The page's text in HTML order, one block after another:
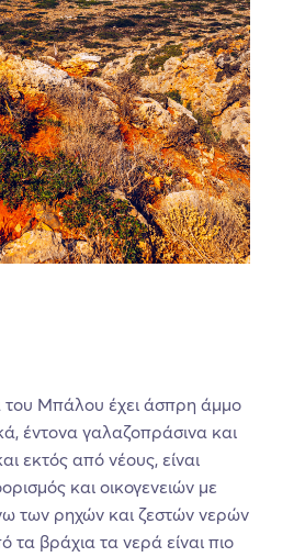
Μπάλου έχει άσπρη άμμο
έντονα γαλαζοπράσινα και
εκτός από νέους, είναι
και οικογενειών με
των ρηχών και ζεστών νερών
τα βράχια τα νερά είναι πιο